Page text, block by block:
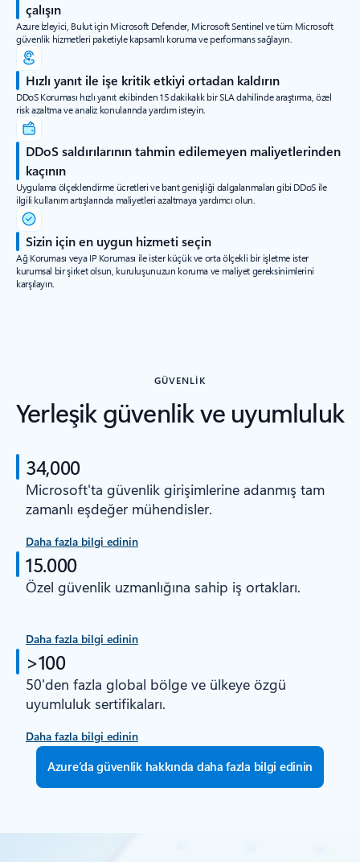
çalışın
Azure İzleyici, Bulut için Microsoft Defender, Microsoft Sentinel ve tüm Microsoft
güvenlik hizmetleri paketiyle kapsamlı koruma ve performans sağlayın.
Hızlı yanıt ile işe kritik etkiyi ortadan kaldırın
DDoS Koruması hızlı yanıt ekibinden 15 dakikalık bir SLA dahilinde araştırma, özel
risk azaltma ve analiz konularında yardım isteyin.
DDoS saldırılarının tahmin edilemeyen maliyetlerinden
kaçının
Uygulama ölçeklendirme ücretleri ve bant genişliği dalgalanmaları gibi DDoS ile
ilgili kullanım artışlarında maliyetleri azaltmaya yardımcı olun.
Sizin için en uygun hizmeti seçin
Ağ Koruması veya IP Koruması ile ister küçük ve orta ölçekli bir işletme ister
kurumsal bir şirket olsun, kuruluşunuzun koruma ve maliyet gereksinimlerini
karşılayın.
GÜVENLIK
Yerleşik güvenlik ve uyumluluk
34,000
Microsoft'ta güvenlik girişimlerine adanmış tam
zamanlı eşdeğer mühendisler.
Daha fazla bilgi edinin
15.000
Özel güvenlik uzmanlığına sahip iş ortakları.
Daha fazla bilgi edinin
>100
50'den fazla global bölge ve ülkeye özgü
uyumluluk sertifikaları.
Daha fazla bilgi edinin
Azure’da güvenlik hakkında daha fazla bilgi edinin